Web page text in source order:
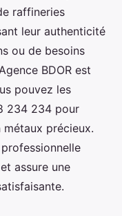
raffineries
leur authenticité
ou de besoins
BDOR est
pouvez les
234 234 pour
précieux.
assure une